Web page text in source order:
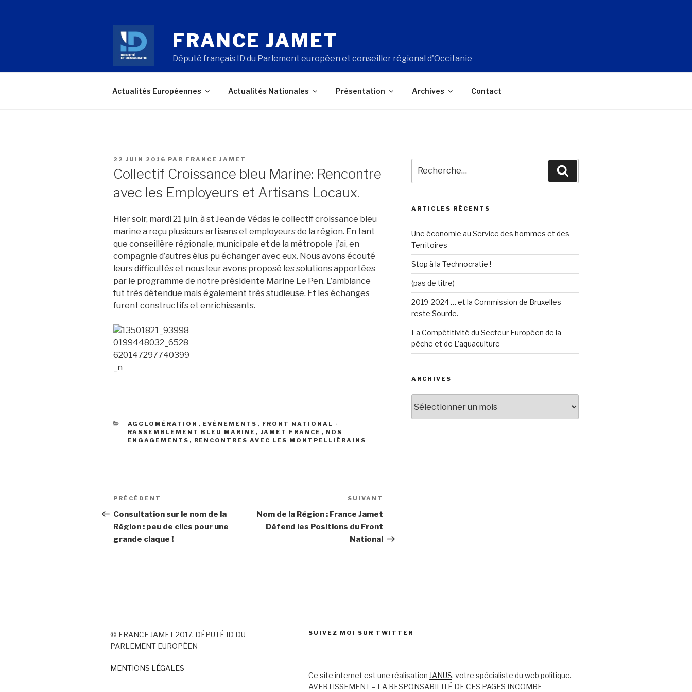
FRANCE JAMET
Député français ID du Parlement européen et conseiller régional d'Occitanie
Actualités Européennes Actualités Nationales Présentation Archives Contact
PUBLIÉ
LE
22 JUIN 2016 PAR FRANCE JAMET
Collectif Croissance bleu Marine: Rencontre
avec les Employeurs et Artisans Locaux.
Hier soir, mardi 21 juin, à st Jean de Védas le collectif croissance bleu
marine a reçu plusieurs artisans et employeurs de la région. En tant
que conseillère régionale, municipale et de la métropole j’ai, en
compagnie d’autres élus pu échanger avec eux. Nous avons écouté
leurs difficultés et nous leur avons proposé les solutions apportées
par le programme de notre présidente Marine Le Pen. L’ambiance
fut très détendue mais également très studieuse. Et l es échanges
furent constructifs et enrichissants.
CATÉGORIES
AGGLOMÉRATION , EVÈNEMENTS , FRONT NATIONAL -
RASSEMBLEMENT BLEU MARINE , JAMET FRANCE , NOS
ENGAGEMENTS , RENCONTRES AVEC LES MONTPELLIÉRAINS
Navigation
de
l’article
Article
précédent
PRÉCÉDENT
Consultation sur le nom de la
Région : peu de clics pour une
grande claque !
SUIVANT
Nom de la Région : France Jamet
Défend les Positions du Front
National
pour
ARTICLES RÉCENTS
Une économie au Service des hommes et des
Territoires
Stop à la Technocratie !
(pas de titre)
2019-2024 … et la Commission de Bruxelles
reste Sourde.
La Compétitivité du Secteur Européen de la
pêche et de L’aquaculture
ARCHIVES
© FRANCE JAMET 2017, DÉPUTÉ ID DU
PARLEMENT EUROPÉEN
MENTIONS LÉGALES
SUIVEZ MOI SUR TWITTER
Ce site internet est une réalisation JANUS, votre spécialiste du web politique.
AVERTISSEMENT – LA RESPONSABILITÉ DE CES PAGES INCOMBE